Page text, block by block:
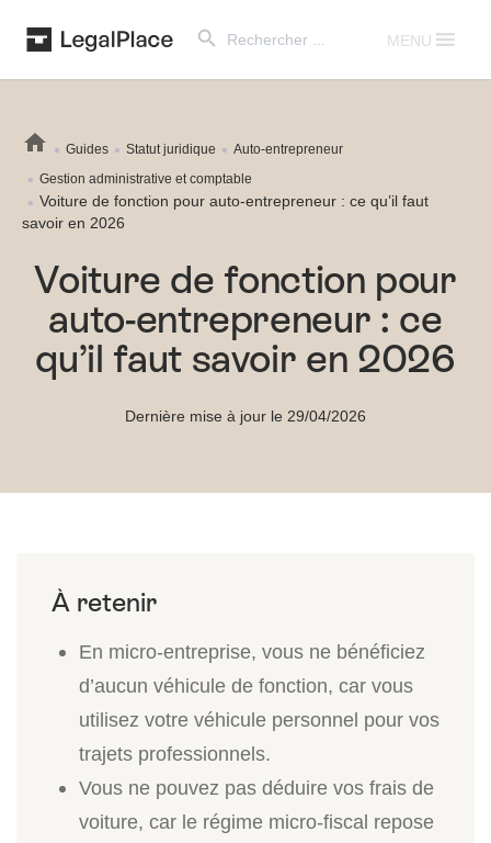
for:
MENU
Guides Statut juridique
Auto-entrepreneur
Gestion administrative et comptable
Voiture de fonction pour auto-entrepreneur : ce qu’il faut
savoir en 2026
Voiture de fonction pour
auto-entrepreneur : ce
qu’il faut savoir en 2026
Dernière mise à jour le 29/04/2026
En micro-entreprise, vous ne bénéficiez
d’aucun véhicule de fonction, car vous
utilisez votre véhicule personnel pour vos
trajets professionnels.
Vous ne pouvez pas déduire vos frais de
voiture, car le régime micro-fiscal repose